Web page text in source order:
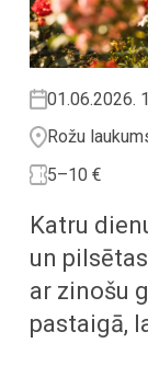
01.06.2026.
Rožu
5–10 €
Katru
un
ar zinošu
pastaigā,